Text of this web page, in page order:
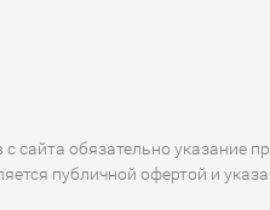
сайта обязательно указание
публичной офертой и